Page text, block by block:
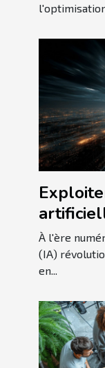
l'optimisation
À l'ère
(IA)
en...